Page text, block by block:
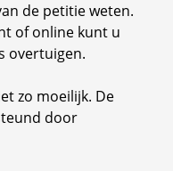
de petitie weten.
of online kunt u
overtuigen.
zo moeilijk. De
door